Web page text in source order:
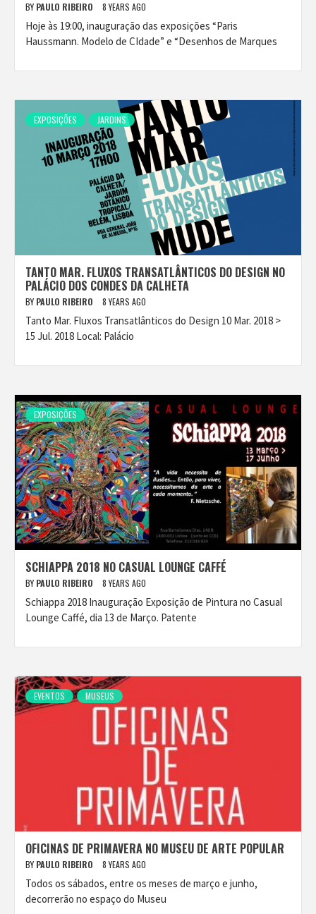
BY PAULO RIBEIRO 8 YEARS AGO
Hoje às 19:00, inauguração das exposições “Paris
Haussmann. Modelo de CIdade” e “Desenhos de Marques
EXPOSIÇÕES JARDINS
TANTO MAR. FLUXOS TRANSATLÂNTICOS DO DESIGN NO
PALÁCIO DOS CONDES DA CALHETA
BY PAULO RIBEIRO 8 YEARS AGO
Tanto Mar. Fluxos Transatlânticos do Design 10 Mar. 2018 >
15 Jul. 2018 Local: Palácio
EXPOSIÇÕES
SCHIAPPA 2018 NO CASUAL LOUNGE CAFFÉ
BY PAULO RIBEIRO 8 YEARS AGO
Schiappa 2018 Inauguração Exposição de Pintura no Casual
Lounge Caffé, dia 13 de Março. Patente
EVENTOS MUSEUS
OFICINAS DE PRIMAVERA NO MUSEU DE ARTE POPULAR
BY PAULO RIBEIRO 8 YEARS AGO
Todos os sábados, entre os meses de março e junho,
decorrerão no espaço do Museu